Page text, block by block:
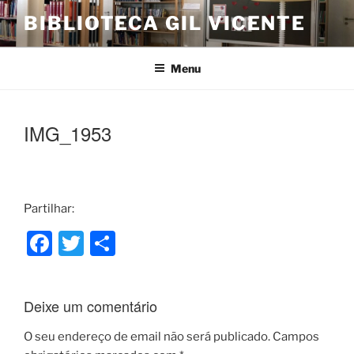
Saltar
para
o
BIBLIOTECA GIL VICENTE
Menu
IMG_1953
Partilhar:
F
e
b
T
er
ar
e
Deixe um comentário
O seu endereço de email não será publicado. Campos